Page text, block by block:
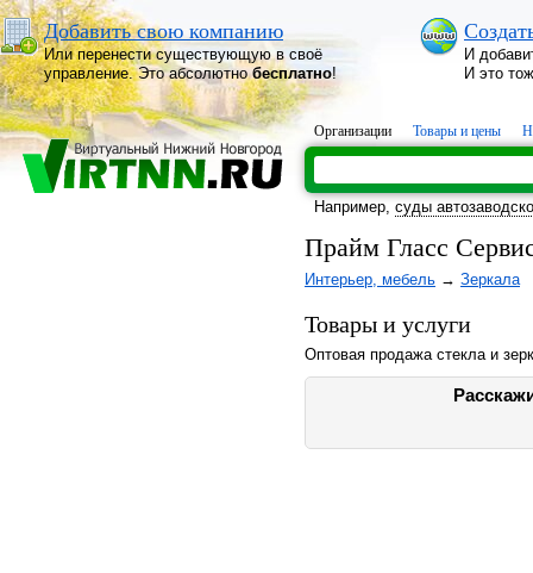
Добавить свою компанию
Или перенести существующую в своё
управление. Это абсолютнобесплатно!
И
И это
Организации Товары и цены
Например, суды
Прайм Гласс
Интерьер, мебель → Зеркала
Товары и услуги
Оптовая продажа стекла и